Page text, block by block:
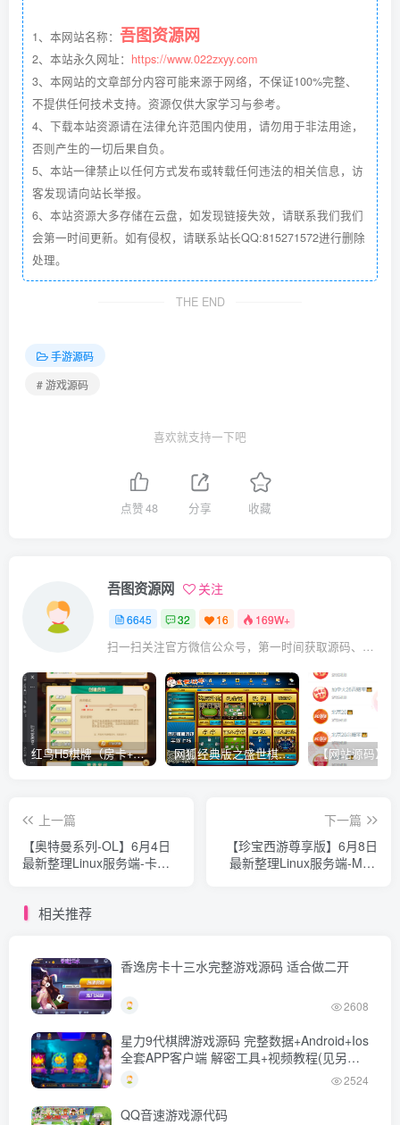
1、本网站名称： 吾图资源网
2、本站永久网址： https://www.022zxyy.com
3、本网站的文章部分内容可能来源于网络，不保证100%完整、
不提供任何技术支持。资源仅供大家学习与参考。
4、下载本站资源请在法律允许范围内使用，请勿用于非法用途，
否则产生的一切后果自负。
5、本站一律禁止以任何方式发布或转载任何违法的相关信息，访
客发现请向站长举报。
6、本站资源大多存储在云盘，如发现链接失效，请联系我们我们
会第一时间更新。如有侵权，请联系站长QQ:815271572进行删除
处理。
THE END
手游源码
# 游戏源码
喜欢就支持一下吧
点赞48 分享 收藏
吾图资源网 关注
6645 32 16 169W+
扫一扫关注官方微信公众号，第一时间获取源码、网赚项目资源教程，自媒体等知识干货，让互联网创业赚钱更简单。
红鸟H5棋牌（房卡+金币）全套双模式游戏源码 网狐经典版之盛世棋牌完整游戏源码（包含文档、架设教程、网站、源代码等）
上一篇
【奥特曼系列-OL】6月4日
最新整理Linux服务端-卡牌
具-安卓苹果端
下一篇
【珍宝西游尊享版】6月8日
最新整理Linux服务端-MT3
相关推荐
香逸房卡十三水完整游戏源码 适合做二开
2608
星力9代棋牌游戏源码 完整数据+Android+Ios
全套APP客户端 解密工具+视频教程(见另个
链接)
2524
QQ音速游戏源代码